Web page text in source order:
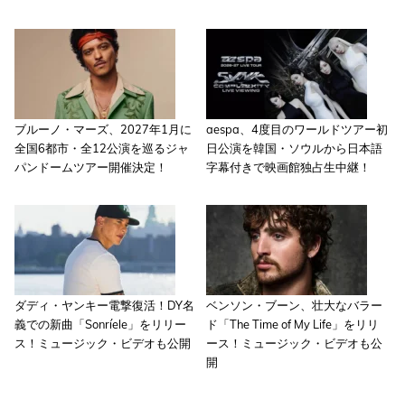
ブルーノ・マーズ、2027年1月に
全国6都市・全12公演を巡るジャ
パンドームツアー開催決定！
aespa、4度目のワールドツアー初
日公演を韓国・ソウルから日本語
字幕付きで映画館独占生中継！
ダディ・ヤンキー電撃復活！DY名
義での新曲「Sonríele」をリリー
ス！ミュージック・ビデオも公開
ベンソン・ブーン、壮大なバラー
ド「The Time of My Life」をリリ
ース！ミュージック・ビデオも公
開